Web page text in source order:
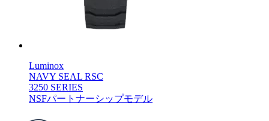
Luminox
NAVY SEAL RSC
3250 SERIES
NSFパートナーシップモデル